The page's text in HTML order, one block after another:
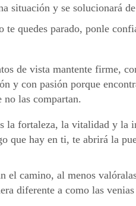
situación y se solucionará
quedes parado, ponle
de vista mantente firme,
y con pasión porque
no las compartan.
la fortaleza, la vitalidad y la
que hay en ti, te abrirá la
el camino, al menos
diferente a como las